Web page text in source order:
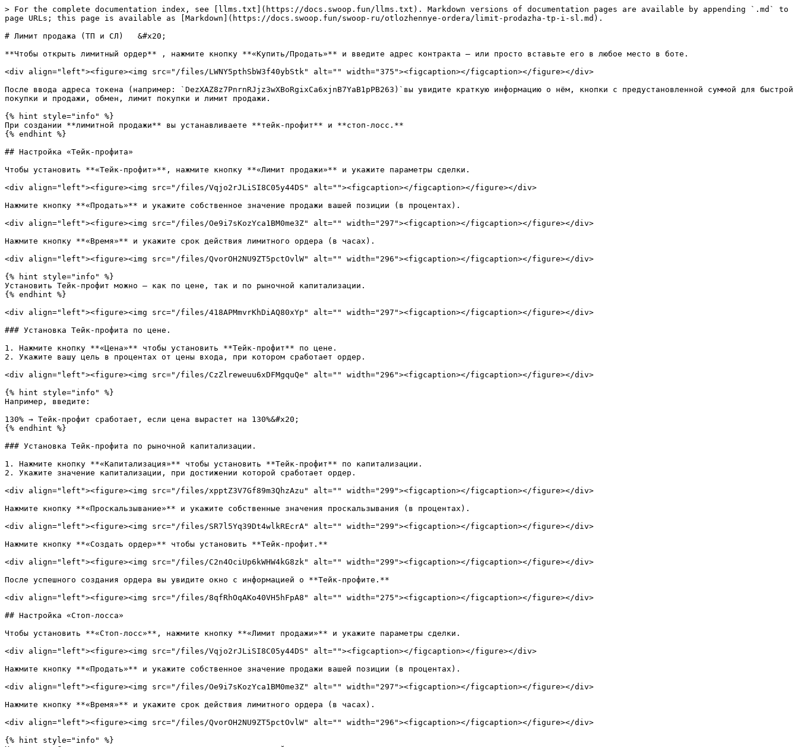
> For the complete documentation index, see [llms.txt](https://docs.swoop.fun/llms.txt). Markdown versions of documentation pages are available by appending `.md` to
page URLs; this page is available as [Markdown](https://docs.swoop.fun/swoop-ru/otlozhennye-ordera/limit-prodazha-tp-i-sl.md).
# Лимит продажа (ТП и СЛ)   &#x20;
**Чтобы открыть лимитный ордер** , нажмите кнопку **«Купить/Продать»** и введите адрес контракта — или просто вставьте его в любое место в боте.
<div align="left"><figure><img src="/files/LWNY5pthSbW3f40ybStk" alt="" width="375"><figcaption></figcaption></figure></div>
После ввода адреса токена (например: `DezXAZ8z7PnrnRJjz3wXBoRgixCa6xjnB7YaB1pPB263)`вы увидите краткую информацию о нём, кнопки с предустановленной суммой для быстрой
покупки и продажи, обмен, лимит покупки и лимит продажи.
{% hint style="info" %}
При создании **лимитной продажи** вы устанавливаете **тейк-профит** и **стоп-лосс.**
{% endhint %}
## Настройка «Тейк-профита»
Чтобы установить **«Тейк-профит»**, нажмите кнопку **«Лимит продажи»** и укажите параметры сделки.
<div align="left"><figure><img src="/files/Vqjo2rJLiSI8C05y44DS" alt=""><figcaption></figcaption></figure></div>
Нажмите кнопку **«Продать»** и укажите собственное значение продажи вашей позиции (в процентах).
<div align="left"><figure><img src="/files/Oe9i7sKozYca1BM0me3Z" alt="" width="297"><figcaption></figcaption></figure></div>
Нажмите кнопку **«Время»** и укажите срок действия лимитного ордера (в часах).
<div align="left"><figure><img src="/files/QvorOH2NU9ZT5pctOvlW" alt="" width="296"><figcaption></figcaption></figure></div>
{% hint style="info" %}
Установить Тейк-профит можно — как по цене, так и по рыночной капитализации.
{% endhint %}
<div align="left"><figure><img src="/files/418APMmvrKhDiAQ80xYp" alt="" width="297"><figcaption></figcaption></figure></div>
### Установка Тейк-профита по цене.
1. Нажмите кнопку **«Цена»** чтобы установить **Тейк-профит** по цене.
2. Укажите вашу цель в процентах от цены входа, при котором сработает ордер.
<div align="left"><figure><img src="/files/CzZlreweuu6xDFMgquQe" alt="" width="296"><figcaption></figcaption></figure></div>
{% hint style="info" %}
Например, введите:
130% → Тейк-профит сработает, если цена вырастет на 130%&#x20;
{% endhint %}
### Установка Тейк-профита по рыночной капитализации.
1. Нажмите кнопку **«Капитализация»** чтобы установить **Тейк-профит** по капитализации.
2. Укажите значение капитализации, при достижении которой сработает ордер.
<div align="left"><figure><img src="/files/xpptZ3V7Gf89m3QhzAzu" alt="" width="299"><figcaption></figcaption></figure></div>
Нажмите кнопку **«Проскальзывание»** и укажите собственные значения проскальзывания (в процентах).
<div align="left"><figure><img src="/files/SR7l5Yq39Dt4wlkREcrA" alt="" width="299"><figcaption></figcaption></figure></div>
Нажмите кнопку **«Создать ордер»** чтобы установить **Тейк-профит.**
<div align="left"><figure><img src="/files/C2n4OciUp6kWHW4kG8zk" alt="" width="299"><figcaption></figcaption></figure></div>
После успешного создания ордера вы увидите окно с информацией о **Тейк-профите.**
<div align="left"><figure><img src="/files/8qfRhOqAKo40VH5hFpA8" alt="" width="275"><figcaption></figcaption></figure></div>
## Настройка «Стоп-лосса»
Чтобы установить **«Стоп-лосс»**, нажмите кнопку **«Лимит продажи»** и укажите параметры сделки.
<div align="left"><figure><img src="/files/Vqjo2rJLiSI8C05y44DS" alt=""><figcaption></figcaption></figure></div>
Нажмите кнопку **«Продать»** и укажите собственное значение продажи вашей позиции (в процентах).
<div align="left"><figure><img src="/files/Oe9i7sKozYca1BM0me3Z" alt="" width="297"><figcaption></figcaption></figure></div>
Нажмите кнопку **«Время»** и укажите срок действия лимитного ордера (в часах).
<div align="left"><figure><img src="/files/QvorOH2NU9ZT5pctOvlW" alt="" width="296"><figcaption></figcaption></figure></div>
{% hint style="info" %}